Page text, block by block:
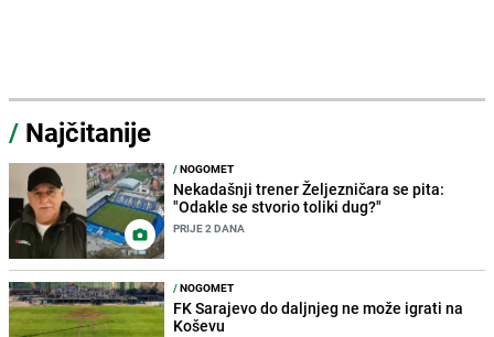
/ Najčitanije
/NOGOMET
Nekadašnji trener Željezničara se pita:
"Odakle se stvorio toliki dug?"
PRIJE 2 DANA
/NOGOMET
FK Sarajevo do daljnjeg ne može igrati na
Koševu